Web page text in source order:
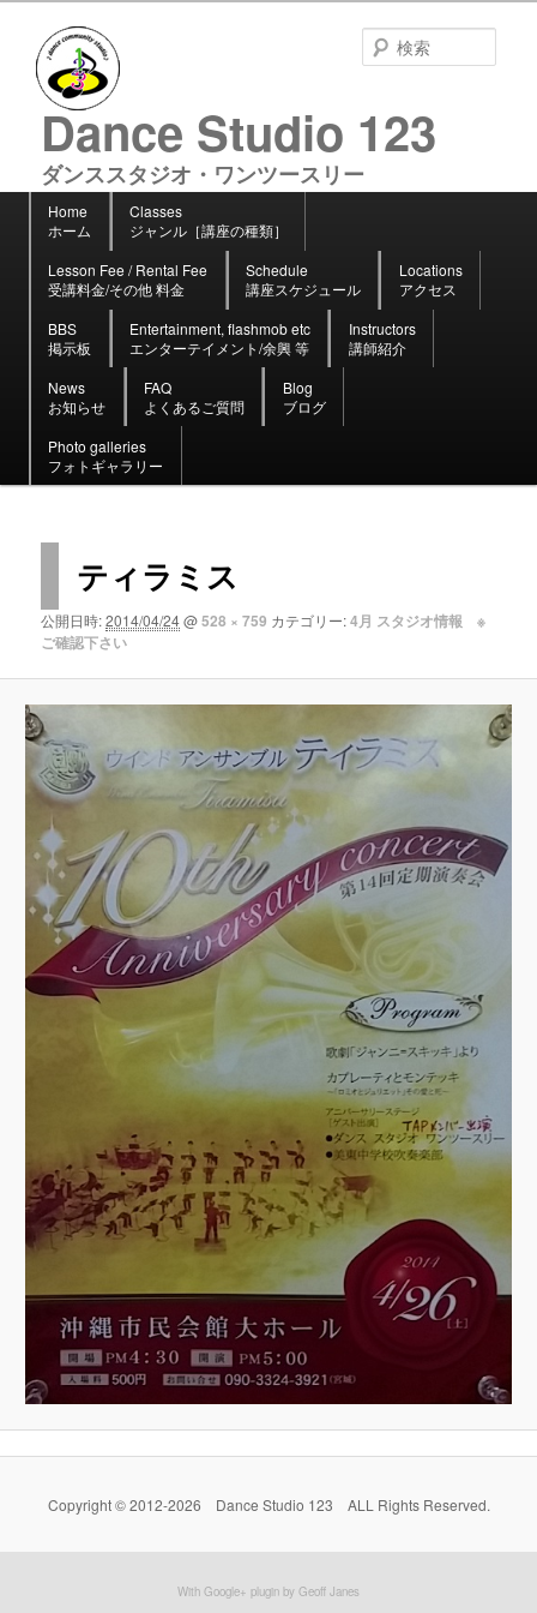
Dance Studio 123
ダンススタジオ・ワンツースリー
索
メ
イ
コ
ン
テ
ン
ツ
へ
移
サ
ブ
ン
テ
ン
ツ
へ
移
動
Home
ホーム
Classes
ジャンル［講座の種類］
Lesson Fee / Rental Fee
受講料金/その他 料金
Schedule
講座スケジュール
Locations
アクセス
BBS
掲示板
Entertainment, flashmob etc
エンターテイメント/余興 等
Instructors
講師紹介
News
お知らせ
FAQ
よくあるご質問
Blog
ブログ
Photo galleries
フォトギャラリー
ゲ
シ
ョ
ン
ティラミス
公開日時:2014/04/24@528 × 759 カテゴリー:4月 スタジオ情報 ※
ご確認下さい
Copyright © 2012-2026 Dance Studio 123 ALL Rights Reserved.
With Google+ plugin by Geoff Janes